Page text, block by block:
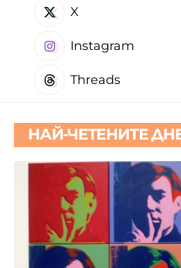
X
Instagram
Threads
НАЙ-ЧЕТЕНИТЕ